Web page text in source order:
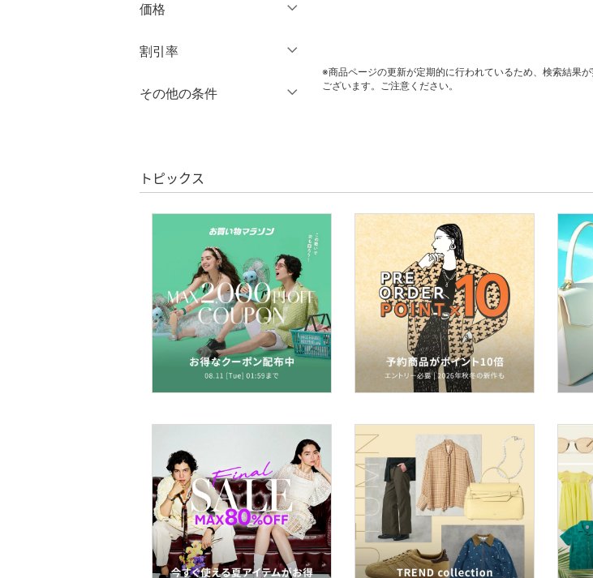
パンツ
オールインワン・オーバ
インナー・ルームウェア
ファッション雑貨
アクセサリー・腕時計
帽子
ヘアアクセサリー
水着・スイムグッズ
着物・浴衣・和装小物
スキンケア
ベースメイク
価格
絞り込み
割引率
％OFF～ ％OFF
その他の条件
クリア 絞り込み
※商品ページの更新が定期的に行われているため、検索結果
ございます。ご注意ください。
トピックス